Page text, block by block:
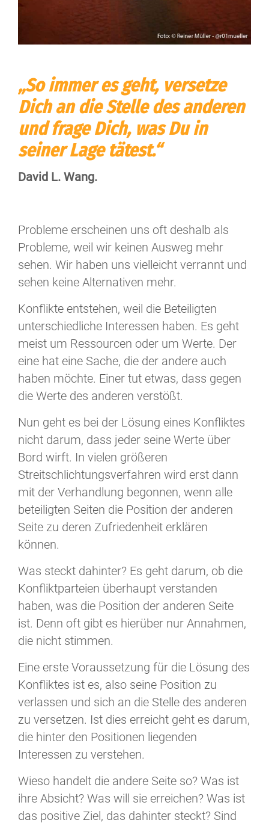
„So immer es geht, versetze
Dich an die Stelle des anderen
und frage Dich, was Du in
seiner Lage tätest.“
David L. Wang.
Probleme erscheinen uns oft deshalb als
Probleme, weil wir keinen Ausweg mehr
sehen. Wir haben uns vielleicht verrannt und
sehen keine Alternativen mehr.
Konflikte entstehen, weil die Beteiligten
unterschiedliche Interessen haben. Es geht
meist um Ressourcen oder um Werte. Der
eine hat eine Sache, die der andere auch
haben möchte. Einer tut etwas, dass gegen
die Werte des anderen verstößt.
Nun geht es bei der Lösung eines Konfliktes
nicht darum, dass jeder seine Werte über
Bord wirft. In vielen größeren
Streitschlichtungsverfahren wird erst dann
mit der Verhandlung begonnen, wenn alle
beteiligten Seiten die Position der anderen
Seite zu deren Zufriedenheit erklären
können.
Was steckt dahinter? Es geht darum, ob die
Konfliktparteien überhaupt verstanden
haben, was die Position der anderen Seite
ist. Denn oft gibt es hierüber nur Annahmen,
die nicht stimmen.
Eine erste Voraussetzung für die Lösung des
Konfliktes ist es, also seine Position zu
verlassen und sich an die Stelle des anderen
zu versetzen. Ist dies erreicht geht es darum,
die hinter den Positionen liegenden
Interessen zu verstehen.
Wieso handelt die andere Seite so? Was ist
ihre Absicht? Was will sie erreichen? Was ist
das positive Ziel, das dahinter steckt? Sind